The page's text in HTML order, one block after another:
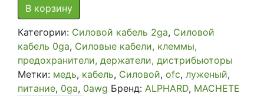
Кабель
силовой
Deaf
Bounce
Machete
MPC-
0Ga
В корзину
Категории: Силовой кабель 2ga, Силовой
кабель 0ga, Силовые кабели, клеммы,
предохранители, держатели, дистрибьюторы
Метки: медь, кабель, Силовой, ofc, луженый,
питание, 0ga, 0awg Бренд: ALPHARD, MACHETE